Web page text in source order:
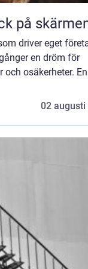
klick på
driver eget
en dröm för
osäkerheter.
02 augusti